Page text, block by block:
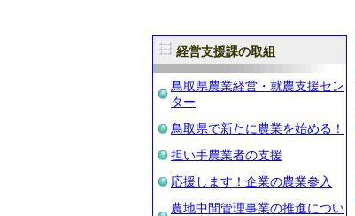
経営支援課の取組
鳥取県農業経営・就農支援セン
ター
鳥取県で新たに農業を始める！
担い手農業者の支援
応援します！企業の農業参入
農地中間管理事業の推進につい